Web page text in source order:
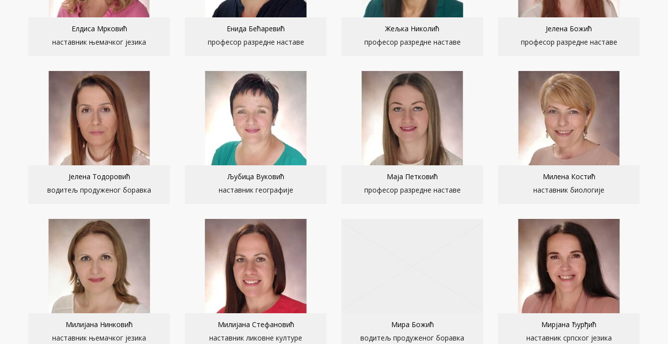
Елдиса Мрковић
наставник њемачког језика
Енида Бећаревић
професор разредне наставе
Жељка Николић
професор разредне наставе
Јелена Божић
професор разредне наставе
Јелена Тодоровић
водитељ продуженог боравка
Љубица Вуковић
наставник географије
Маја Петковић
професор разредне наставе
Милена Костић
наставник биологије
Милијана Нинковић
наставник њемачког језика
Милијана Стефановић
наставник ликовне културе
Мира Божић
водитељ продуженог боравка
Мирјана Ђурђић
наставник српског језика